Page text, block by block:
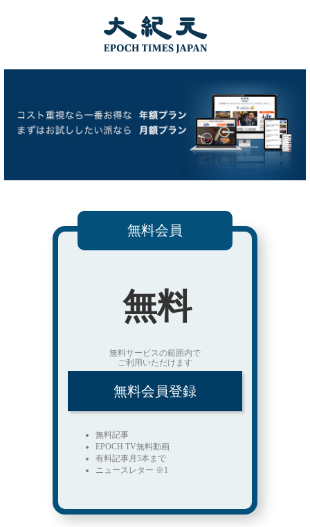
無料会員
無料
無料サービスの範囲内で
ご利用いただけます
無料会員登録
無料記事
EPOCH TV無料動画
有料記事月5本まで
ニュースレター ※1